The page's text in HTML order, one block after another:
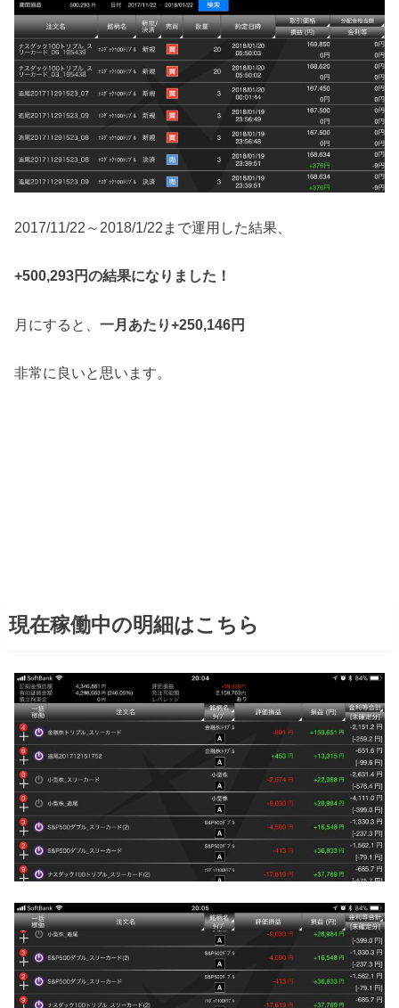
2017/11/22～2018/1/22まで運用した結果、
+500,293円の結果になりました！
月にすると、一月あたり+250,146円
非常に良いと思います。
現在稼働中の明細はこちら